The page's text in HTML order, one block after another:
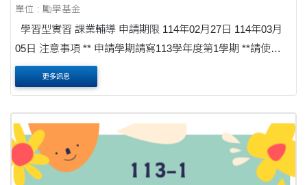
單位 : 勵學基金
學習型實習 課業輔導 申請期限 114年02月27日 114年03月
05日 注意事項 ** 申請學期請寫113學年度第1學期 **請使
用....
更多訊息